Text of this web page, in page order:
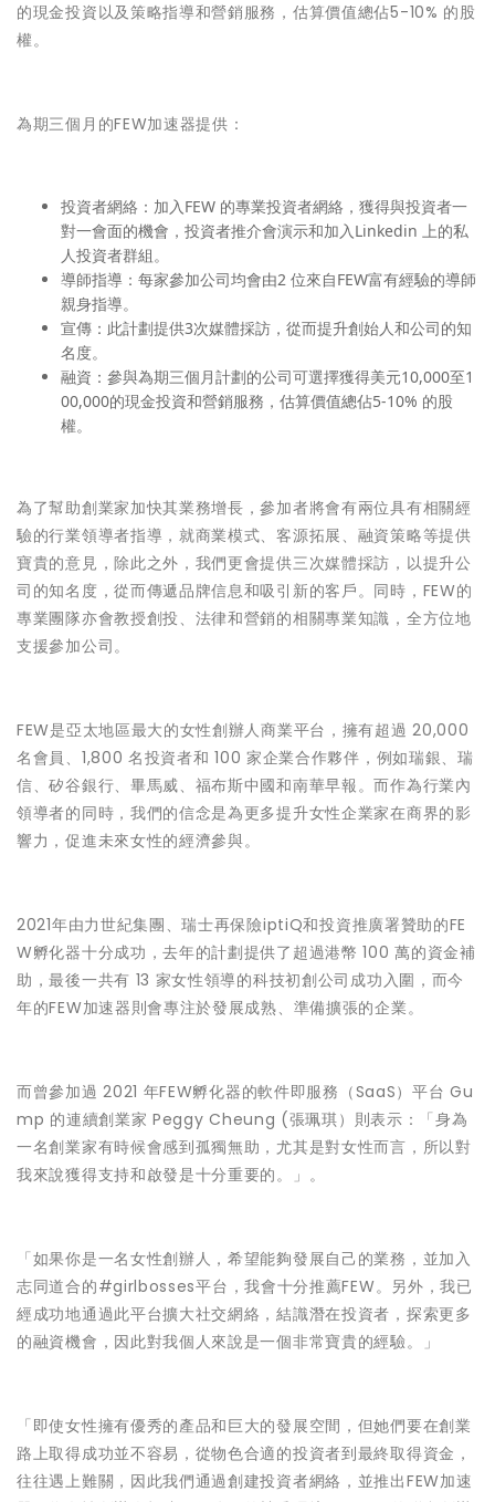
的現金投資以及策略指導和營銷服務，估算價值總佔5-10% 的股
權。
為期三個月的FEW加速器提供：
投資者網絡：加入FEW 的專業投資者網絡，獲得與投資者一
對一會面的機會，投資者推介會演示和加入Linkedin 上的私
人投資者群組。
導師指導：每家參加公司均會由2 位來自FEW富有經驗的導師
親身指導。
宣傳：此計劃提供3次媒體採訪，從而提升創始人和公司的知
名度。
融資：參與為期三個月計劃的公司可選擇獲得美元10,000至1
00,000的現金投資和營銷服務，估算價值總佔5-10% 的股
權。
為了幫助創業家加快其業務增長，參加者將會有兩位具有相關經
驗的行業領導者指導，就商業模式、客源拓展、融資策略等提供
寶貴的意見，除此之外，我們更會提供三次媒體採訪，以提升公
司的知名度，從而傳遞品牌信息和吸引新的客戶。同時，FEW的
專業團隊亦會教授創投、法律和營銷的相關專業知識，全方位地
支援參加公司。
FEW是亞太地區最大的女性創辦人商業平台，擁有超過 20,000
名會員、1,800 名投資者和 100 家企業合作夥伴，例如瑞銀、瑞
信、矽谷銀行、畢馬威、福布斯中國和南華早報。而作為行業內
領導者的同時，我們的信念是為更多提升女性企業家在商界的影
響力，促進未來女性的經濟參與。
2021年由力世紀集團、瑞士再保險iptiQ和投資推廣署贊助的FE
W孵化器十分成功，去年的計劃提供了超過港幣 100 萬的資金補
助，最後一共有 13 家女性領導的科技初創公司成功入圍，而今
年的FEW加速器則會專注於發展成熟、準備擴張的企業。
而曾參加過 2021 年FEW孵化器的軟件即服務（SaaS）平台 Gu
mp 的連續創業家 Peggy Cheung (張珮琪）則表示：「身為
一名創業家有時候會感到孤獨無助，尤其是對女性而言，所以對
我來說獲得支持和啟發是十分重要的。」。
「如果你是一名女性創辦人，希望能夠發展自己的業務，並加入
志同道合的#girlbosses平台，我會十分推薦FEW。另外，我已
經成功地通過此平台擴大社交網絡，結識潛在投資者，探索更多
的融資機會，因此對我個人來說是一個非常寶貴的經驗。」
「即使女性擁有優秀的產品和巨大的發展空間，但她們要在創業
路上取得成功並不容易，從物色合適的投資者到最終取得資金，
往往遇上難關，因此我們通過創建投資者網絡，並推出FEW加速